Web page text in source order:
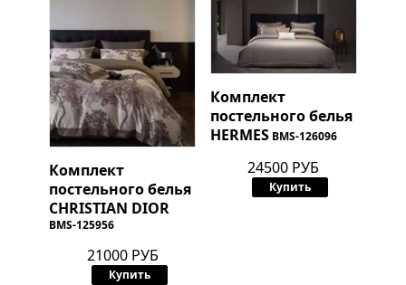
Комплект
постельного белья
CHRISTIAN DIOR
BMS-125956
21000 РУБ
Купить
Комплект
постельного белья
HERMES BMS-126096
24500 РУБ
Купить